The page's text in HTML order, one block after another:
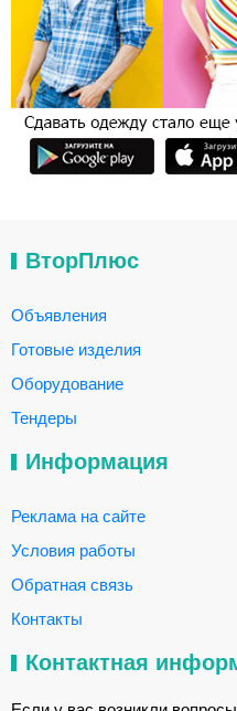
ВторПлюс
Объявления
Готовые изделия
Оборудование
Тендеры
Информация
Реклама на сайте
Условия работы
Обратная связь
Контакты
Контактная